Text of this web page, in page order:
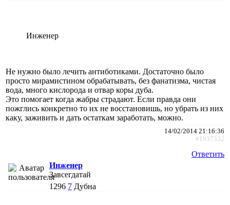
Инженер
Не нужно было лечить антиботиками. Достаточно было
просто мирамистином обрабатывать, без фанатизма, чистая
вода, много кислорода и отвар коры дуба.
Это помогает когда жабры страдают. Если правда они
пожглись конкретно то их не восстановишь, но убрать из них
каку, заживить и дать остаткам заработать, можно.
14/02/2014 21:16:36
#1937332
Ответить
Инженер
Завсегдатай
1296 7 Дубна